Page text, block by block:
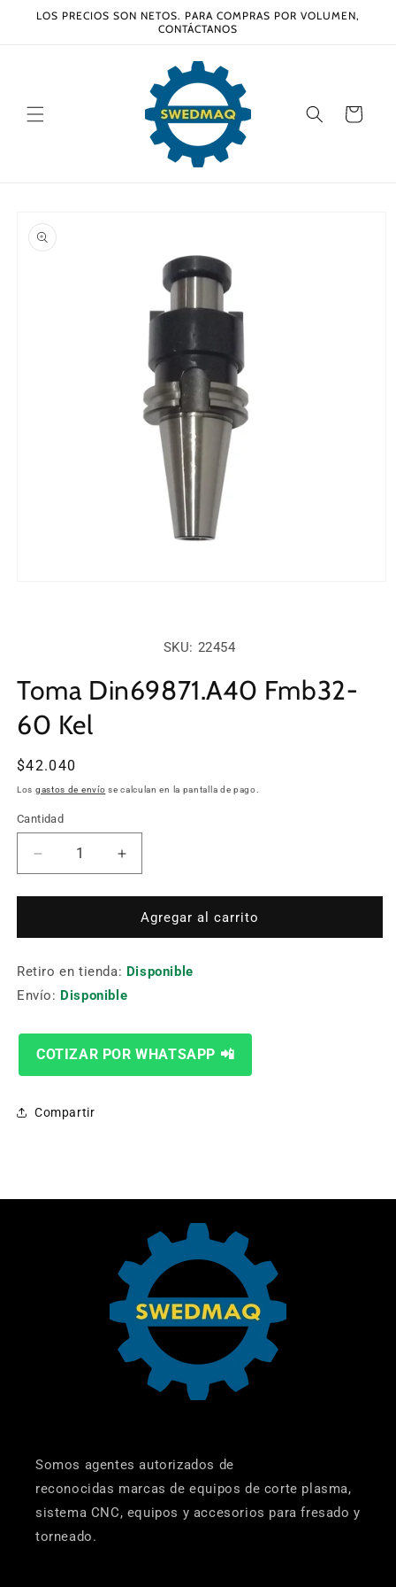
directamente
LOS PRECIOS SON NETOS. PARA COMPRAS POR VOLUMEN,
CONTÁCTANOS
Carrito
a la
información
modal
SKU: 22454
Toma Din69871.A40 Fmb32-
60 Kel
Precio
habitual
$42.040
Los gastos de envío se calculan en la pantalla de pago.
Cantidad
Cantidad
Reducir
cantidad
para
Din69871.A40
60
Kel
Aumentar
cantidad
para
Toma
Din69871.A40
60
Kel
Agregar al carrito
Retiro en tienda: Disponible
Envío: Disponible
COTIZAR POR WHATSAPP 📲
Compartir
Somos agentes autorizados de
reconocidas marcas de equipos de corte plasma,
sistema CNC, equipos y accesorios para fresado y
torneado.